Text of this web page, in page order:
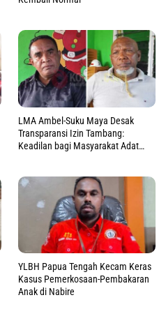
LMA Ambel-Suku Maya Desak
Transparansi Izin Tambang:
Keadilan bagi Masyarakat Adat
YLBH Papua Tengah Kecam Keras
Kasus Pemerkosaan-Pembakaran
Anak di Nabire